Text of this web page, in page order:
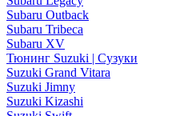
Subaru Outback
Subaru Tribeca
Subaru XV
Тюнинг Suzuki | Сузуки
Suzuki Grand Vitara
Suzuki Jimny
Suzuki Kizashi